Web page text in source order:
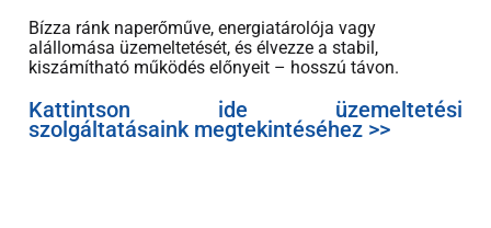
Bízza ránk naperőműve, energiatárolója vagy
alállomása üzemeltetését, és élvezze a stabil,
kiszámítható működés előnyeit – hosszú távon.
Kattintson ide üzemeltetési
szolgáltatásaink megtekintéséhez >>